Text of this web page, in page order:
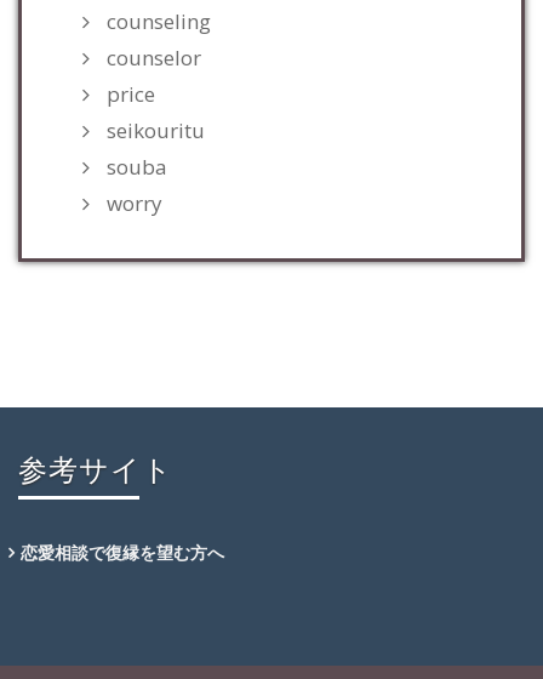
counseling
counselor
price
seikouritu
souba
worry
参考サイト
恋愛相談で復縁を望む方へ